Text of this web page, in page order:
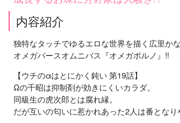
内容紹介
独特なタッチでゆるエロな世界を描く広里か
オメガバースオムニバス『オメガポルノ』!!
【ウチのαはとにかく鈍い 第19話】
Ωの千昭は抑制剤が効きにくいカラダ。
同級生の虎次郎とは腐れ縁。
だが互いの匂いに惹かれあった2人は番とな